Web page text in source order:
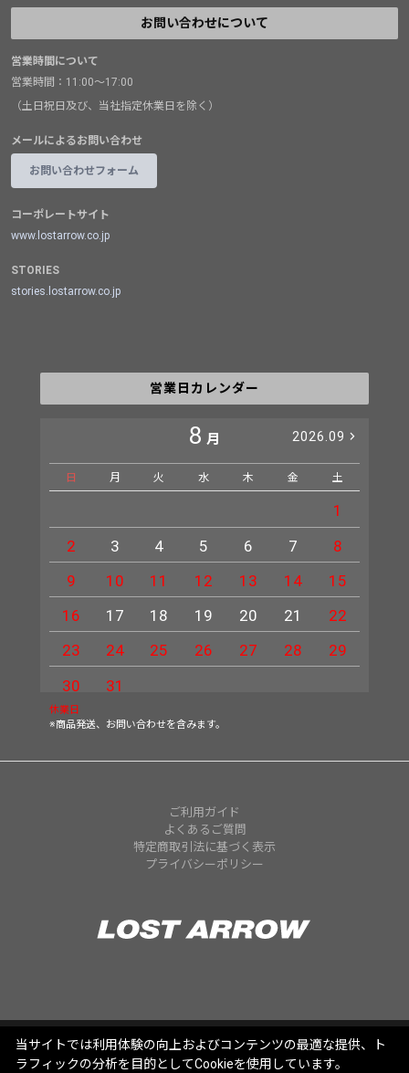
お問い合わせについて
営業時間について
営業時間：11:00～17:00
（土日祝日及び、当社指定休業日を除く）
メールによるお問い合わせ
お問い合わせフォーム
コーポレートサイト
www.lostarrow.co.jp
STORIES
stories.lostarrow.co.jp
営業日カレンダー
8 月 2026.09
日 月 火 水 木 金 土
1
2
3 4 5 6 7
8
9
10 11 12 13 14
15
16
17 18 19 20 21
22
23
24 25 26 27 28
29
30
31
休業日
※商品発送、お問い合わせを含みます。
ご利用ガイド
よくあるご質問
特定商取引法に基づく表示
プライバシーポリシー
当サイトでは利用体験の向上およびコンテンツの最適な提供、ト
ラフィックの分析を目的としてCookieを使用しています。